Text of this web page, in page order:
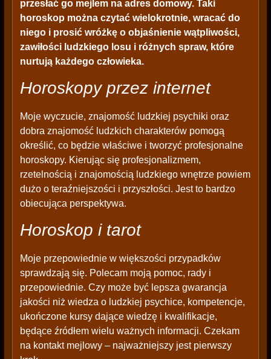
przesłać go mejlem na adres domowy. Taki
horoskop można czytać wielokrotnie, wracać do
niego i prosić wróżkę o objaśnienie wątpliwości,
zawiłości ludzkiego losu i różnych spraw, które
nurtują każdego człowieka.
Horoskopy przez internet
Moje wyczucie, znajomość ludzkiej psychiki oraz
dobra znajomość ludzkich charakterów pomogą
określić, co będzie właściwe i tworzyć profesjonalne
horoskopy. Kierując się profesjonalizmem,
rzetelnością i znajomością ludzkiego wnętrze powiem
dużo o teraźniejszości i przyszłości. Jest to bardzo
obiecująca perspektywa.
Horoskop i tarot
Moje przepowiednie w większości przypadków
sprawdzają się. Polecam moją pomoc, rady i
przepowiednie. Czy może być lepsza gwarancja
jakości niż wiedza o ludzkiej psychice, kompetencje,
ukończone kursy dające wiedzę i kwalifikacje,
będące źródłem wielu ważnych informacji. Czekam
na kontakt mejlowy – najważniejszy jest pierwszy